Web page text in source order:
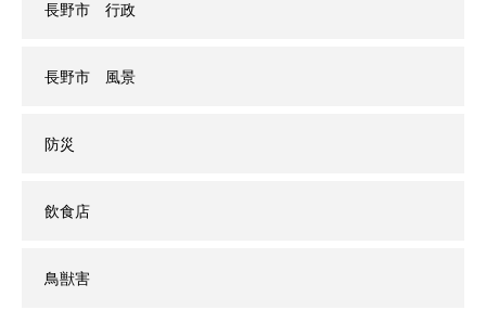
長野市 行政
長野市 風景
防災
飲食店
鳥獣害